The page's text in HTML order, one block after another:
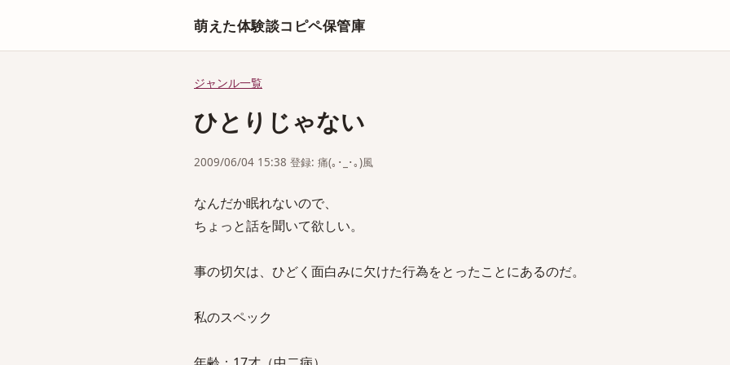
萌えた体験談コピペ保管庫
ジャンル一覧
ひとりじゃない
2009/06/04 15:38 登録: 痛(｡･_･｡)風
なんだか眠れないので、
ちょっと話を聞いて欲しい。
事の切欠は、ひどく面白みに欠けた行為をとったことにあるのだ。
私のスペック